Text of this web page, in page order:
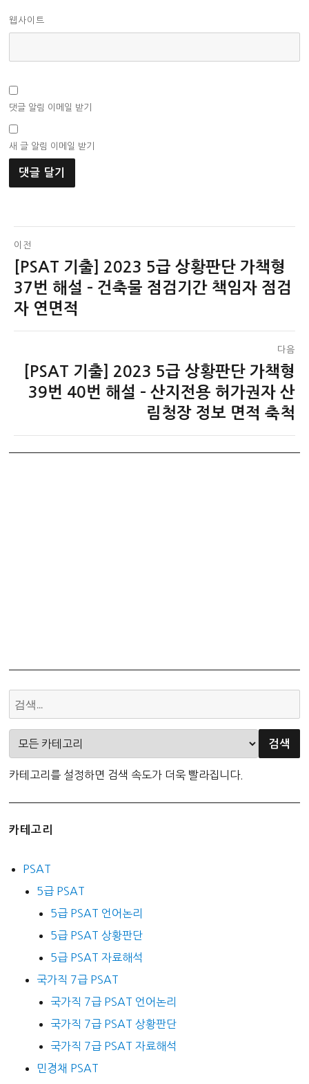
웹사이트
댓글 알림 이메일 받기
새 글 알림 이메일 받기
글
탐
색
이전
이
전
글:
[PSAT 기출] 2023 5급 상황판단 가책형
37번 해설 – 건축물 점검기간 책임자 점검
자 연면적
다음
[PSAT 기출] 2023 5급 상황판단 가책형
39번 40번 해설 – 산지전용 허가권자 산
림청장 정보 면적 축척
카테고리를 설정하면 검색 속도가 더욱 빨라집니다.
카테고리
PSAT
5급 PSAT
5급 PSAT 언어논리
5급 PSAT 상황판단
5급 PSAT 자료해석
국가직 7급 PSAT
국가직 7급 PSAT 언어논리
국가직 7급 PSAT 상황판단
국가직 7급 PSAT 자료해석
민경채 PSAT